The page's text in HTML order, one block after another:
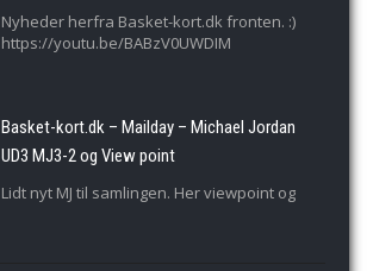
Nyheder herfra Basket-kort.dk fronten. :)
https://youtu.be/BABzV0UWDIM
Basket-kort.dk – Mailday – Michael Jordan
UD3 MJ3-2 og View point
Lidt nyt MJ til samlingen. Her viewpoint og